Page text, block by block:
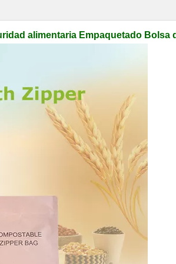
alimentaria Empaquetado Bolsa